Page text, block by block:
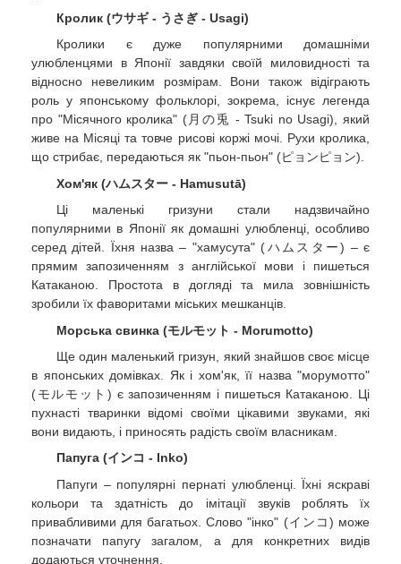
Кролик (ウサギ - うさぎ - Usagi)
Кролики є дуже популярними домашніми
улюбленцями в Японії завдяки своїй миловидності та
відносно невеликим розмірам. Вони також відіграють
роль у японському фольклорі, зокрема, існує легенда
про "Місячного кролика" (月の兎 - Tsuki no Usagi), який
живе на Місяці та товче рисові коржі мочі. Рухи кролика,
що стрибає, передаються як "пьон-пьон" (ピョンピョン).
Хом'як (ハムスター - Hamusutā)
Ці маленькі гризуни стали надзвичайно
популярними в Японії як домашні улюбленці, особливо
серед дітей. Їхня назва – "хамусута" (ハムスター) – є
прямим запозиченням з англійської мови і пишеться
Катаканою. Простота в догляді та мила зовнішність
зробили їх фаворитами міських мешканців.
Морська свинка (モルモット - Morumotto)
Ще один маленький гризун, який знайшов своє місце
в японських домівках. Як і хом'як, її назва "морумотто"
(モルモット) є запозиченням і пишеться Катаканою. Ці
пухнасті тваринки відомі своїми цікавими звуками, які
вони видають, і приносять радість своїм власникам.
Папуга (インコ - Inko)
Папуги – популярні пернаті улюбленці. Їхні яскраві
кольори та здатність до імітації звуків роблять їх
привабливими для багатьох. Слово "інко" (インコ) може
позначати папугу загалом, а для конкретних видів
додаються уточнення.